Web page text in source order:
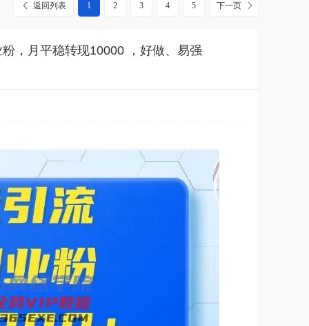
1 2 3 4 5 下一页
返回列表
，月平稳转现10000 ，好做、易强